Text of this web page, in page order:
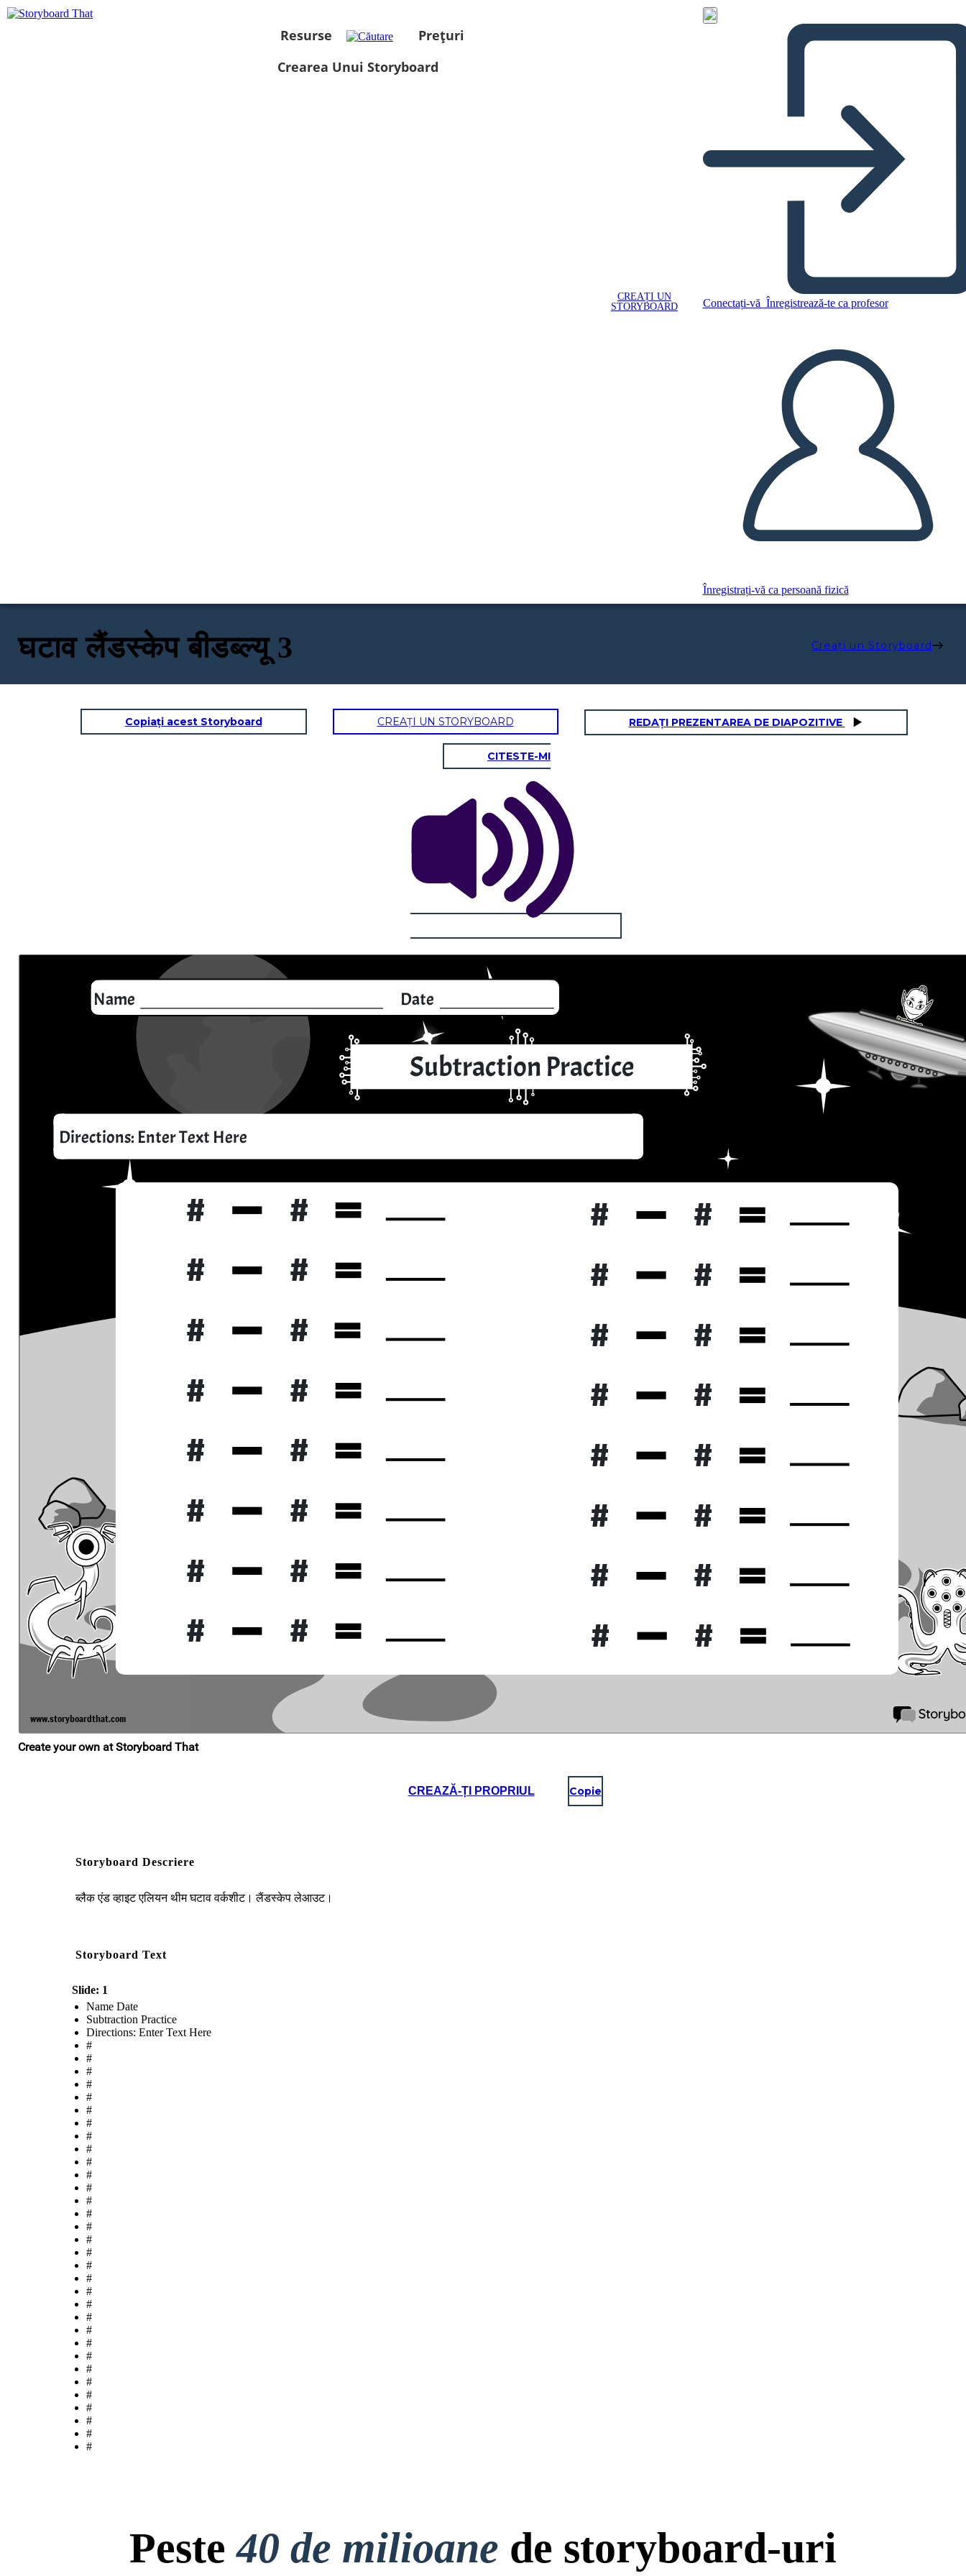
Resurse
Prețuri
Crearea Unui Storyboard
CREAȚI UN
STORYBOARD
Conectați-vă Înregistrează-te ca profesor
Înregistrați-vă ca persoană fizică
घटाव लैंडस्केप बीडब्ल्यू 3 Creați un Storyboard
Copiați acest Storyboard CREAȚI UN STORYBOARD REDAȚI PREZENTAREA DE DIAPOZITIVE
CITESTE-MI
CREAZĂ-ȚI PROPRIUL Copie
Storyboard Descriere
ब्लैक एंड व्हाइट एलियन थीम घटाव वर्कशीट। लैंडस्केप लेआउट।
Storyboard Text
Slide: 1
Name Date
Subtraction Practice
Directions: Enter Text Here
#
#
#
#
#
#
#
#
#
#
#
#
#
#
#
#
#
#
#
#
#
#
#
#
#
#
#
#
#
#
#
#
Peste40 de milioane de storyboard-uri